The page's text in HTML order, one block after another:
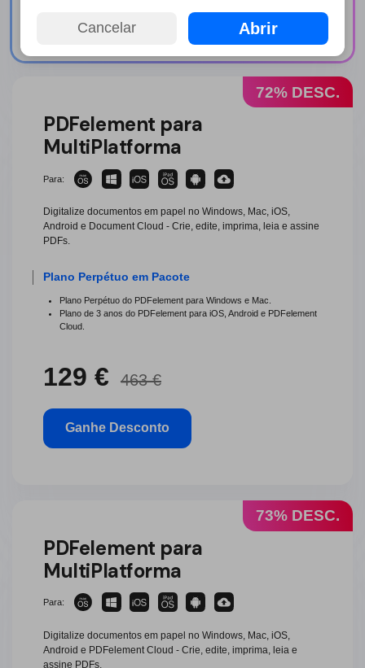
72% DESC.
PDFelement para
MultiPlatforma
Para:
Digitalize documentos em papel no Windows, Mac, iOS,
Android e Document Cloud - Crie, edite, imprima, leia e assine
PDFs.
Plano Perpétuo em Pacote
Plano Perpétuo do PDFelement para Windows e Mac.
Plano de 3 anos do PDFelement para iOS, Android e PDFelement
Cloud.
129 € 463 €
Ganhe Desconto
73% DESC.
PDFelement para
MultiPlatforma
Para:
Digitalize documentos em papel no Windows, Mac, iOS,
Android e PDFelement Cloud - Crie, edite, imprima, leia e
assine PDFs.
Cancelar Abrir